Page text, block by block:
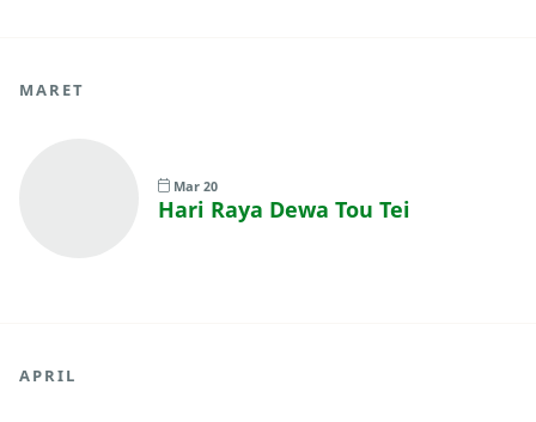
MARET
Mar 20
Hari Raya Dewa Tou Tei
APRIL